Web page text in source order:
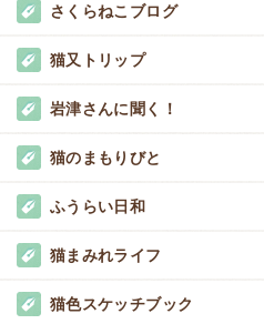
さくらねこブログ
猫又トリップ
岩津さんに聞く！
猫のまもりびと
ふうらい日和
猫まみれライフ
猫色スケッチブック